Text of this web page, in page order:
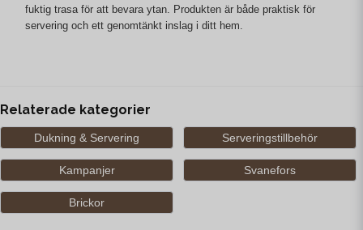
fuktig trasa för att bevara ytan. Produkten är både praktisk för
servering och ett genomtänkt inslag i ditt hem.
Relaterade kategorier
Dukning & Servering Serveringstillbehör
Kampanjer Svanefors
Brickor